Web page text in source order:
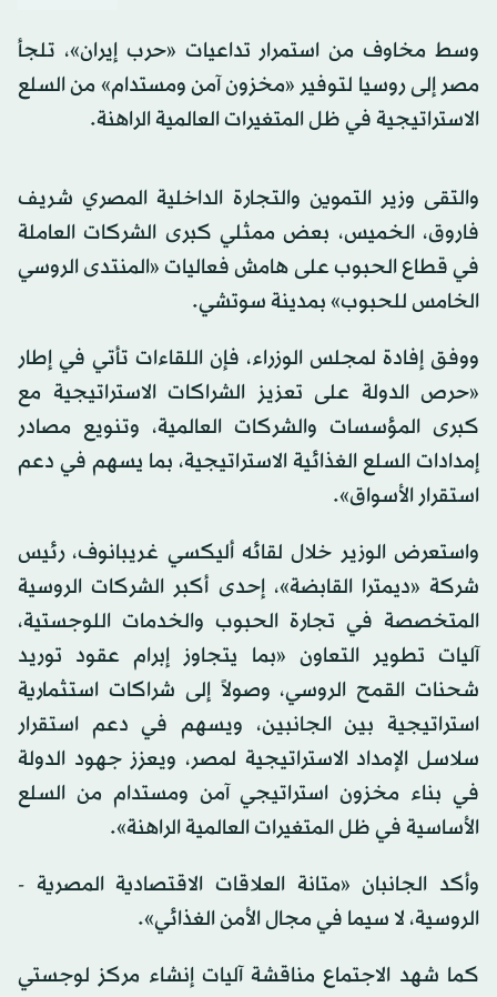
وسط مخاوف من استمرار تداعيات «حرب إيران»، تلجأ
مصر إلى روسيا لتوفير «مخزون آمن ومستدام» من السلع
الاستراتيجية في ظل المتغيرات العالمية الراهنة.
والتقى وزير التموين والتجارة الداخلية المصري شريف
فاروق، الخميس، بعض ممثلي كبرى الشركات العاملة
في قطاع الحبوب على هامش فعاليات «المنتدى الروسي
الخامس للحبوب» بمدينة سوتشي.
ووفق إفادة لمجلس الوزراء، فإن اللقاءات تأتي في إطار
«حرص الدولة على تعزيز الشراكات الاستراتيجية مع
كبرى المؤسسات والشركات العالمية، وتنويع مصادر
إمدادات السلع الغذائية الاستراتيجية، بما يسهم في دعم
استقرار الأسواق».
واستعرض الوزير خلال لقائه أليكسي غريبانوف، رئيس
شركة «ديمترا القابضة»، إحدى أكبر الشركات الروسية
المتخصصة في تجارة الحبوب والخدمات اللوجستية،
آليات تطوير التعاون «بما يتجاوز إبرام عقود توريد
شحنات القمح الروسي، وصولاً إلى شراكات استثمارية
استراتيجية بين الجانبين، ويسهم في دعم استقرار
سلاسل الإمداد الاستراتيجية لمصر، ويعزز جهود الدولة
في بناء مخزون استراتيجي آمن ومستدام من السلع
الأساسية في ظل المتغيرات العالمية الراهنة».
وأكد الجانبان «متانة العلاقات الاقتصادية المصرية -
الروسية، لا سيما في مجال الأمن الغذائي».
كما شهد الاجتماع مناقشة آليات إنشاء مركز لوجستي